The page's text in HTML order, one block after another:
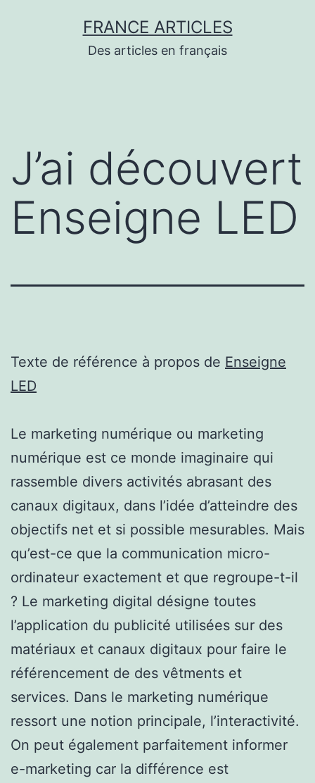
FRANCE ARTICLES
Des articles en français
J’ai découvert
Enseigne LED
Texte de référence à propos de Enseigne
LED
Le marketing numérique ou marketing
numérique est ce monde imaginaire qui
rassemble divers activités abrasant des
canaux digitaux, dans l’idée d’atteindre des
objectifs net et si possible mesurables. Mais
qu’est-ce que la communication micro-
ordinateur exactement et que regroupe-t-il
? Le marketing digital désigne toutes
l’application du publicité utilisées sur des
matériaux et canaux digitaux pour faire le
référencement de des vêtments et
services. Dans le marketing numérique
ressort une notion principale, l’interactivité.
On peut également parfaitement informer
e-marketing car la différence est